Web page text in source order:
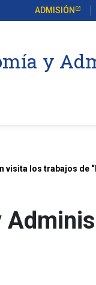
ADMISIÓN
y
los trabajos de